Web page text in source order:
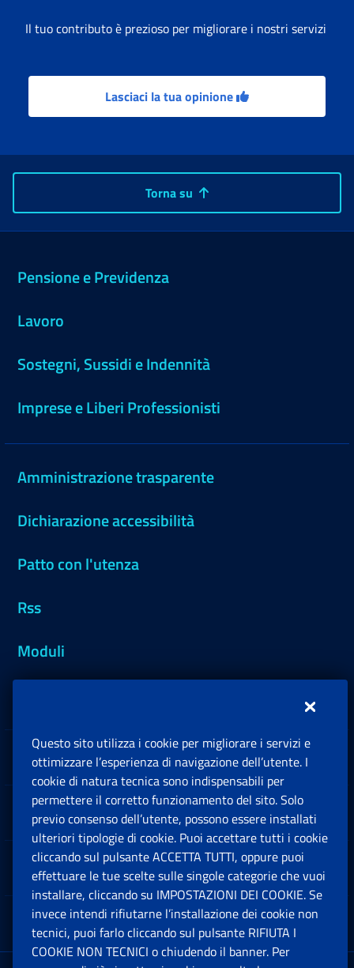
Il tuo contributo è prezioso per migliorare i nostri servizi
Lasciaci la tua opinione
Torna su
Pensione e Previdenza
Lavoro
Sostegni, Sussidi e Indennità
Imprese e Liberi Professionisti
Amministrazione trasparente
Dichiarazione accessibilità
Patto con l'utenza
Rss
Moduli
Sedi e Contatti
Software
Note Legali
App mobile
Questo sito utilizza i cookie per migliorare i servizi e
ottimizzare l’esperienza di navigazione dell’utente. I
cookie di natura tecnica sono indispensabili per
permettere il corretto funzionamento del sito. Solo
previo consenso dell’utente, possono essere installati
ulteriori tipologie di cookie. Puoi accettare tutti i cookie
cliccando sul pulsante ACCETTA TUTTI, oppure puoi
effettuare le tue scelte sulle singole categorie che vuoi
installare, cliccando su IMPOSTAZIONI DEI COOKIE. Se
invece intendi rifiutarne l’installazione dei cookie non
tecnici, puoi farlo cliccando sul pulsante RIFIUTA I
COOKIE NON TECNICI o chiudendo il banner. Per